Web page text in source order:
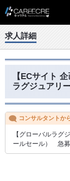
求人詳細
【ECサイト
ラグジュアリ
コンサルタントか
【グローバルラグ
ールセール） 急募